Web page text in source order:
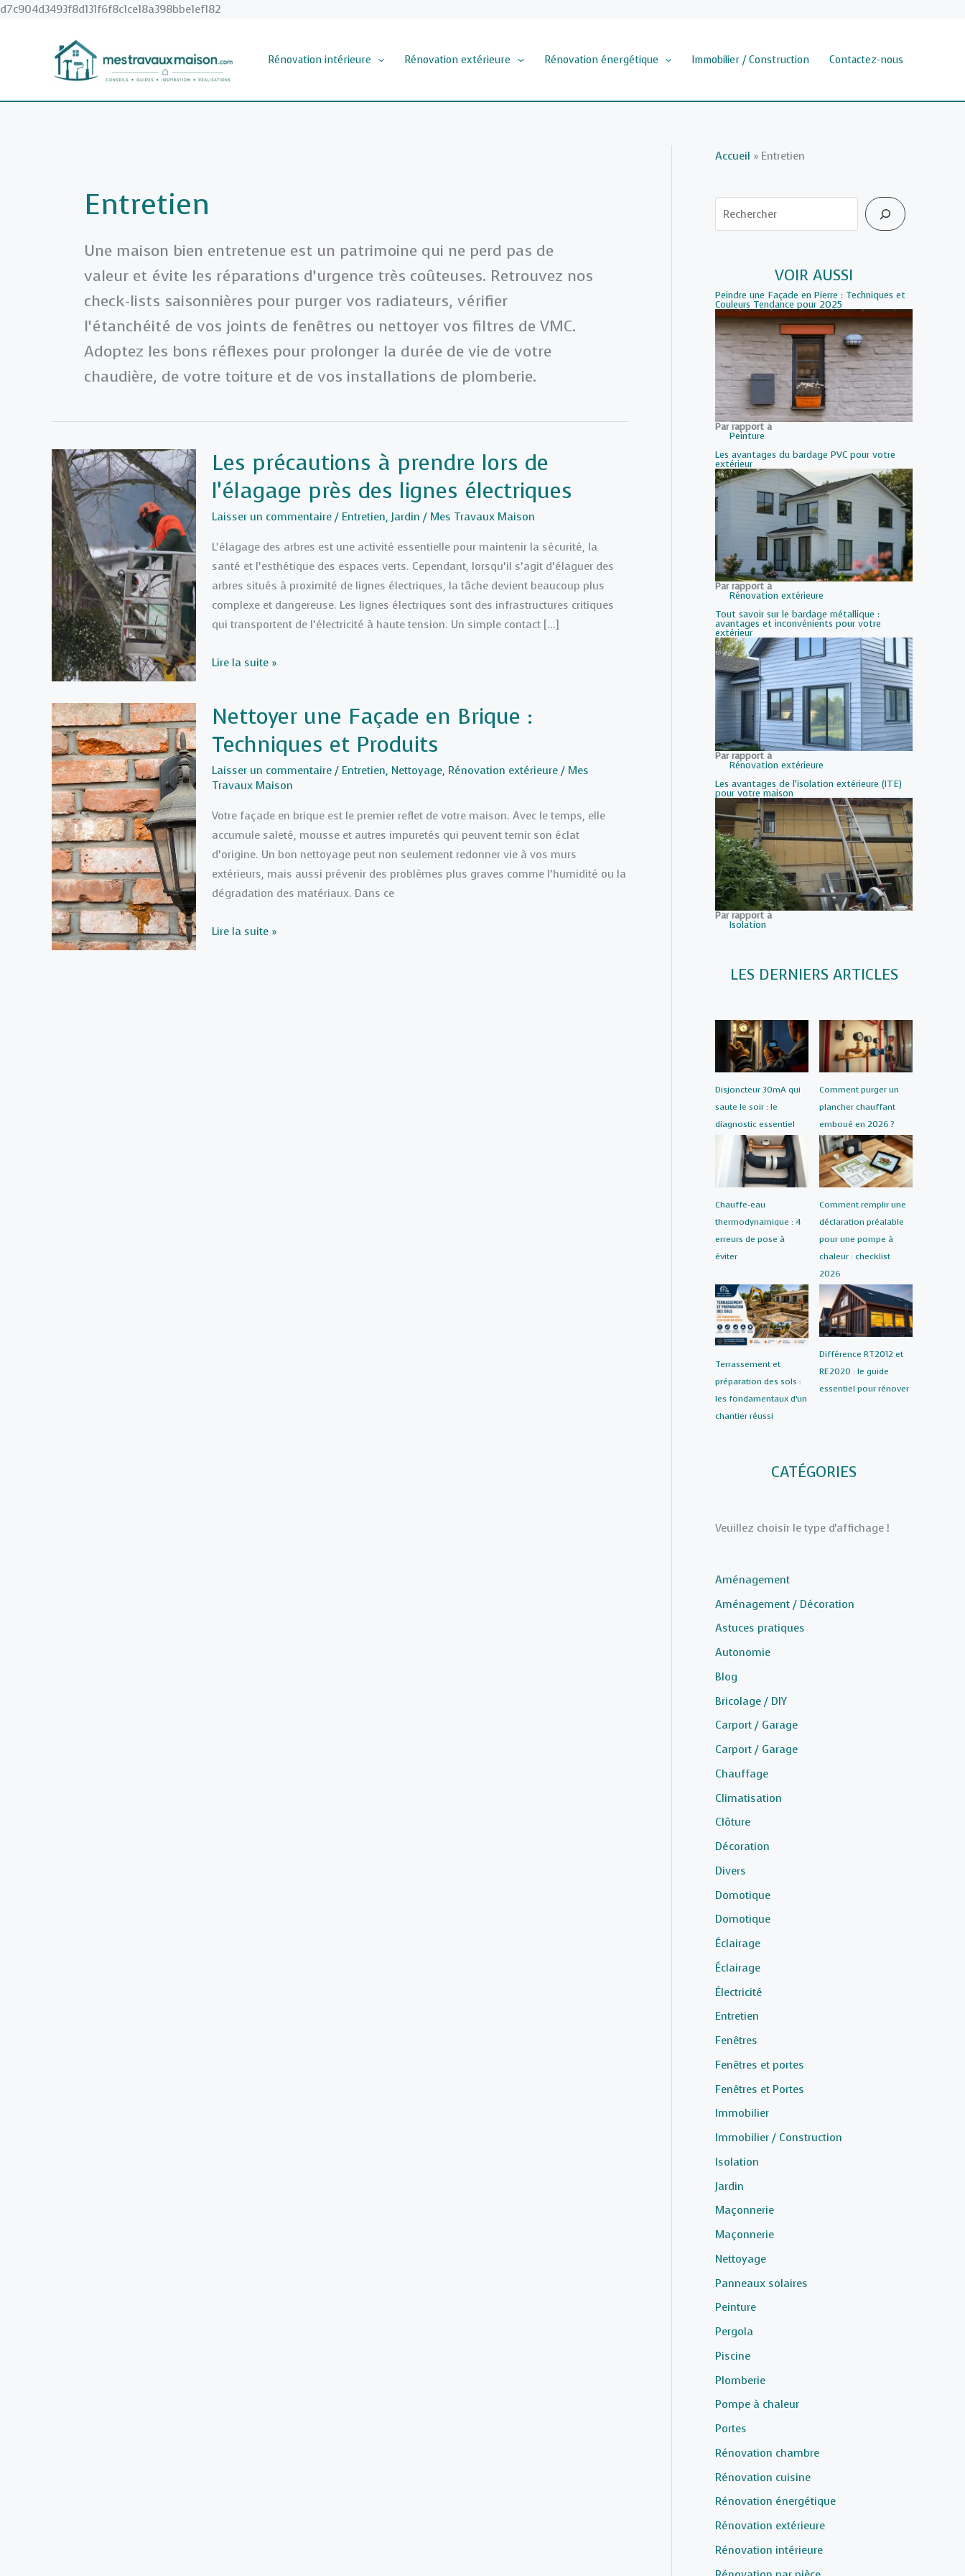
d7c904d3493f8d131f6f8c1ce18a398bbe1ef182
Rénovation intérieure Rénovation extérieure Rénovation énergétique Immobilier / Construction Contactez-nous
Entretien
Une maison bien entretenue est un patrimoine qui ne perd pas de
valeur et évite les réparations d’urgence très coûteuses. Retrouvez nos
check-lists saisonnières pour purger vos radiateurs, vérifier
l’étanchéité de vos joints de fenêtres ou nettoyer vos filtres de VMC.
Adoptez les bons réflexes pour prolonger la durée de vie de votre
chaudière, de votre toiture et de vos installations de plomberie.
Les précautions à prendre lors de
l’élagage près des lignes électriques
Laisser un commentaire / Entretien, Jardin / Mes Travaux Maison
L’élagage des arbres est une activité essentielle pour maintenir la sécurité, la
santé et l’esthétique des espaces verts. Cependant, lorsqu’il s’agit d’élaguer des
arbres situés à proximité de lignes électriques, la tâche devient beaucoup plus
complexe et dangereuse. Les lignes électriques sont des infrastructures critiques
qui transportent de l’électricité à haute tension. Un simple contact […]
Les
prendre
lors
l’élagage
des
lignes
électriques
Lire la suite »
Nettoyer une Façade en Brique :
Techniques et Produits
Laisser un commentaire / Entretien, Nettoyage, Rénovation extérieure / Mes
Travaux Maison
Votre façade en brique est le premier reflet de votre maison. Avec le temps, elle
accumule saleté, mousse et autres impuretés qui peuvent ternir son éclat
d’origine. Un bon nettoyage peut non seulement redonner vie à vos murs
extérieurs, mais aussi prévenir des problèmes plus graves comme l’humidité ou la
dégradation des matériaux. Dans ce
Nettoyer
Lire la suite »
Accueil » Entretien
Rechercher
VOIR AUSSI
Peindre une Façade en Pierre : Techniques et
Couleurs Tendance pour 2025
Par rapport à
Peinture
Les avantages du bardage PVC pour votre
extérieur
Par rapport à
Rénovation extérieure
Tout savoir sur le bardage métallique :
avantages et inconvénients pour votre
extérieur
Par rapport à
Rénovation extérieure
Les avantages de l’isolation extérieure (ITE)
pour votre maison
Par rapport à
Isolation
LES DERNIERS ARTICLES
Disjoncteur 30mA qui
saute le soir : le
diagnostic essentiel
Comment purger un
plancher chauffant
emboué en 2026 ?
Chauffe-eau
thermodynamique : 4
erreurs de pose à
éviter
Comment remplir une
déclaration préalable
pour une pompe à
chaleur : checklist
2026
Terrassement et
préparation des sols :
les fondamentaux d’un
chantier réussi
Différence RT2012 et
RE2020 : le guide
essentiel pour rénover
CATÉGORIES
Veuillez choisir le type d'affichage !
Aménagement
Aménagement / Décoration
Astuces pratiques
Autonomie
Blog
Bricolage / DIY
Carport / Garage
Carport / Garage
Chauffage
Climatisation
Clôture
Décoration
Divers
Domotique
Domotique
Éclairage
Éclairage
Électricité
Entretien
Fenêtres
Fenêtres et portes
Fenêtres et Portes
Immobilier
Immobilier / Construction
Isolation
Jardin
Maçonnerie
Maçonnerie
Nettoyage
Panneaux solaires
Peinture
Pergola
Piscine
Plomberie
Pompe à chaleur
Portes
Rénovation chambre
Rénovation cuisine
Rénovation énergétique
Rénovation extérieure
Rénovation intérieure